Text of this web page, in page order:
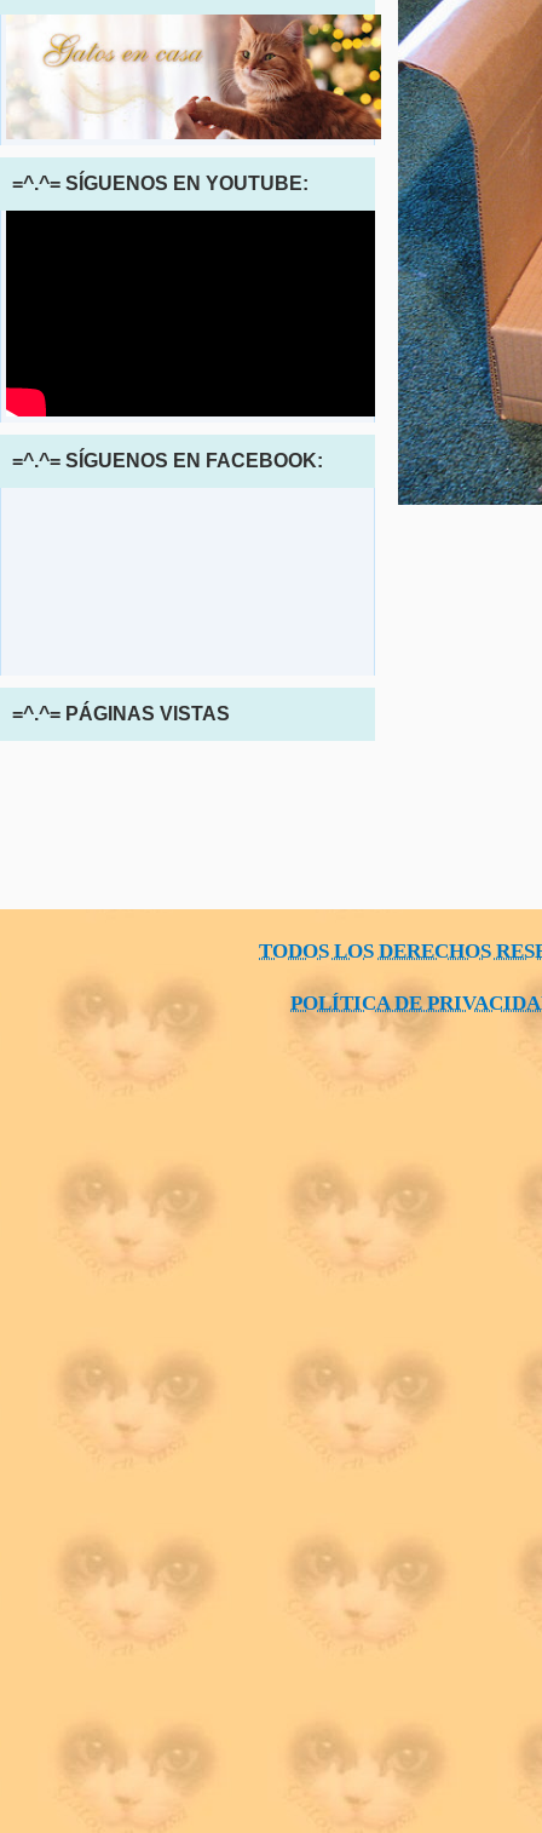
=^.^= SÍGUENOS EN YOUTUBE:
=^.^= SÍGUENOS EN FACEBOOK:
=^.^= PÁGINAS VISTAS
TODOS LOS DERECHOS
POLÍTICA DE